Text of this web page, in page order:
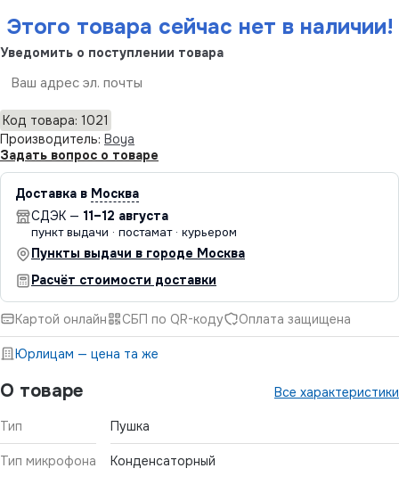
О товаре Все характеристики
Тип Пушка
Тип микрофона Конденсаторный
Этого товара сейчас нет в наличии!
Уведомить о поступлении товара
Код товара: 1021
Производитель: Boya
Задать вопрос о товаре
Доставка в Москва
СДЭК — 11–12 августа
пункт выдачи · постамат · курьером
Пункты выдачи в городе Москва
Расчёт стоимости доставки
Картой онлайн СБП по QR-коду Оплата защищена
Юрлицам — цена та же